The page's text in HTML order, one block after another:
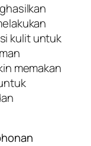
kulit untuk
memakan